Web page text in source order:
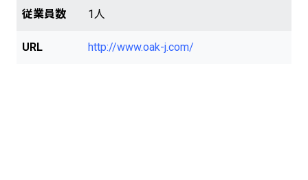
従業員数 1人
URL http://www.oak-j.com/